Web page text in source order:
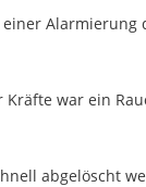
war ein
abgelöscht